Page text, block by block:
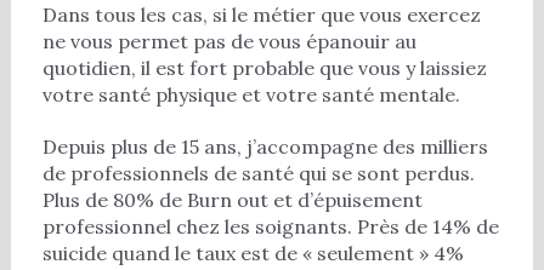
Dans tous les cas, si le métier que vous exercez
ne vous permet pas de vous épanouir au
quotidien, il est fort probable que vous y laissiez
votre santé physique et votre santé mentale.
Depuis plus de 15 ans, j’accompagne des milliers
de professionnels de santé qui se sont perdus.
Plus de 80% de Burn out et d’épuisement
professionnel chez les soignants. Près de 14% de
suicide quand le taux est de « seulement » 4%